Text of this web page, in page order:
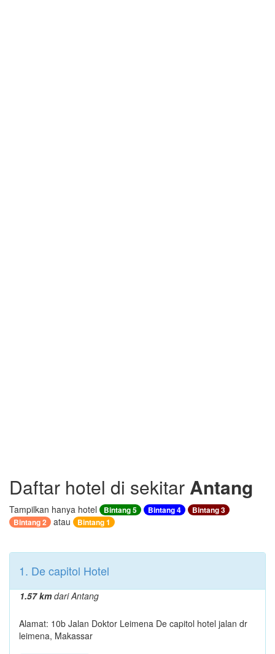
Daftar hotel di sekitar Antang
Tampilkan hanya hotel Bintang 5 Bintang 4
Bintang 3
Bintang 2
atau Bintang 1
1. De capitol Hotel
1.57 kmdari Antang
Alamat: 10b Jalan Doktor Leimena De capitol hotel jalan dr
leimena, Makassar